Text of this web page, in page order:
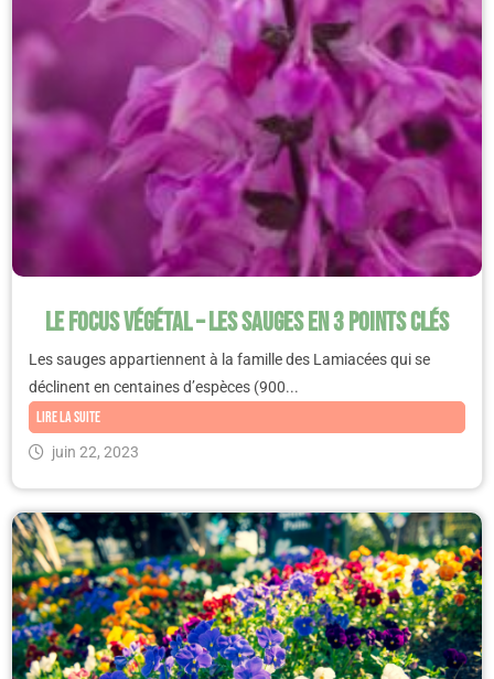
Le Focus végétal – Les sauges en 3 points clés
Les sauges appartiennent à la famille des Lamiacées qui se
déclinent en centaines d’espèces (900...
Lire la suite
juin 22, 2023